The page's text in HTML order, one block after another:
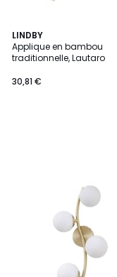
LINDBY
Applique en bambou
traditionnelle, Lautaro
30,81 €